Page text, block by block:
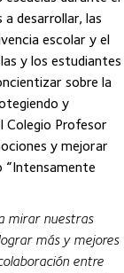
desarrollar, las
escolar y el
y los estudiantes
sobre la
y
Colegio Profesor
y mejorar
“Intensamente
mirar nuestras
más y mejores
entre